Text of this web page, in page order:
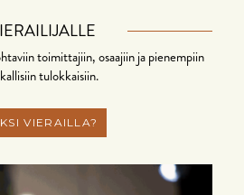
toimittajiin, osaajiin ja pienempiin
tulokkaisiin.
VIERAILLA?